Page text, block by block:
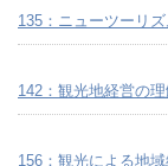
135：ニューツーリ
142：観光地経営の
156：観光による地